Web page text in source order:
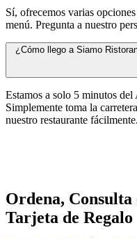
Sí, ofrecemos varias
menú. Pregunta a nuestro
¿Cómo llego a Siamo
Estamos a solo 5 minutos
Simplemente toma la
nuestro restaurante fácilmente.
Ordena,
Tarjeta de Regalo